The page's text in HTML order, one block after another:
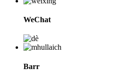
WeChat
Barr